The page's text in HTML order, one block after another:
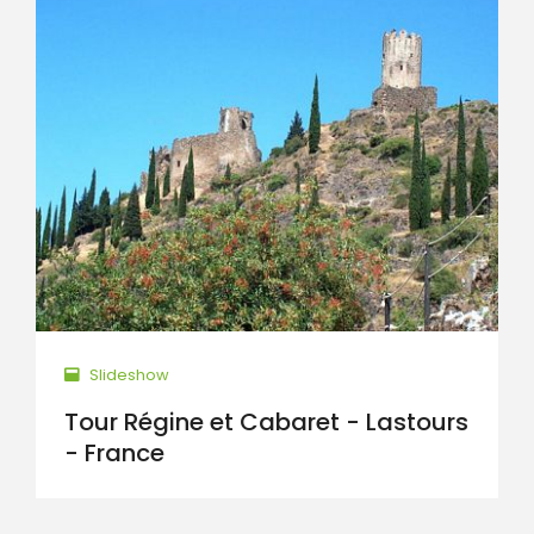
Slideshow
Tour Régine et Cabaret - Lastours
- France